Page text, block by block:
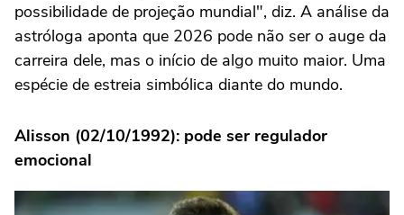
possibilidade de projeção mundial", diz. A análise da
astróloga aponta que 2026 pode não ser o auge da
carreira dele, mas o início de algo muito maior. Uma
espécie de estreia simbólica diante do mundo.
Alisson (02/10/1992): pode ser regulador
emocional